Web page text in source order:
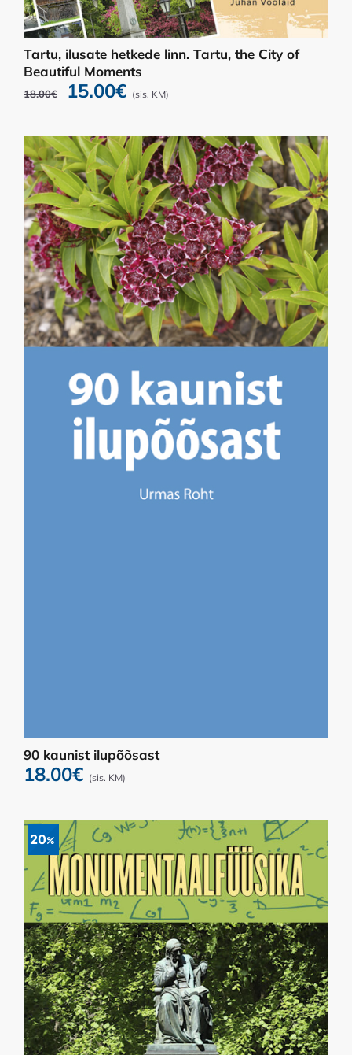
Tartu, ilusate hetkede linn. Tartu, the City of
Beautiful Moments
18.00€
Algne
oli:
18.00€.
15.00€Praegune
on:
15.00€.
(sis. KM)
90 kaunist ilupõõsast
18.00€ (sis. KM)
20